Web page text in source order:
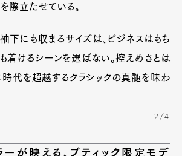
際立たせている。
下にも収まるサイズは、ビジネスはもち
着けるシーンを選ばない。控えめさとは
代を超越するクラシックの真髄を味わ
2/4
が映える、ブティック限定モデ